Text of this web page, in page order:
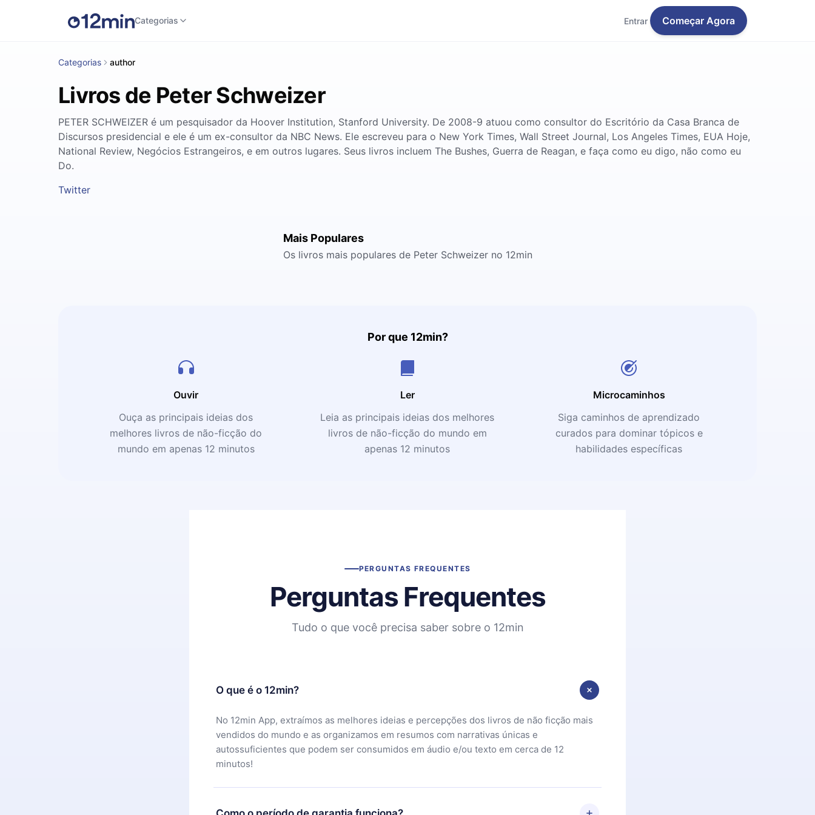
Categorias Entrar Começar Agora
Categorias author
Livros de Peter Schweizer
PETER SCHWEIZER é um pesquisador da Hoover Institution, Stanford University. De 2008-9 atuou como consultor do Escritório da Casa Branca de
Discursos presidencial e ele é um ex-consultor da NBC News. Ele escreveu para o New York Times, Wall Street Journal, Los Angeles Times, EUA Hoje,
National Review, Negócios Estrangeiros, e em outros lugares. Seus livros incluem The Bushes, Guerra de Reagan, e faça como eu digo, não como eu
Do.
Twitter
Mais Populares
Os livros mais populares de Peter Schweizer no 12min
Por que 12min?
Ouvir
Ouça as principais ideias dos
melhores livros de não-ficção do
mundo em apenas 12 minutos
Ler
Leia as principais ideias dos melhores
livros de não-ficção do mundo em
apenas 12 minutos
Microcaminhos
Siga caminhos de aprendizado
curados para dominar tópicos e
habilidades específicas
PERGUNTAS FREQUENTES
Perguntas Frequentes
Tudo o que você precisa saber sobre o 12min
O que é o 12min?
No 12min App, extraímos as melhores ideias e percepções dos livros de não ficção mais
vendidos do mundo e as organizamos em resumos com narrativas únicas e
autossuficientes que podem ser consumidos em áudio e/ou texto em cerca de 12
minutos!